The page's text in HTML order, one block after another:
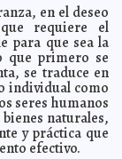
de Estado A7
Vitelli
a tambor
este 1 de julio A7
para el candidato
casi 2 mdd
en el deseo
requiere el
para que sea la
que primero se
se traduce en
individual como
seres humanos
naturales,
y práctica que
efectivo.